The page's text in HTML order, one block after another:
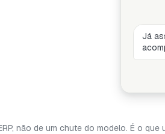
Já
não de um chute do modelo. É o que